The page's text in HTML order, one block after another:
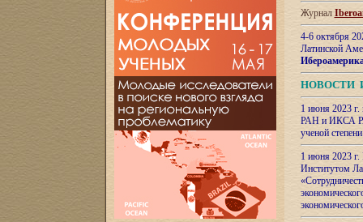
Журнал
4-6 октября
Латинской
НОВОСТИ
1 июня 2023
РАН и ИКСА
ученой
1 июня 2023
Институтом